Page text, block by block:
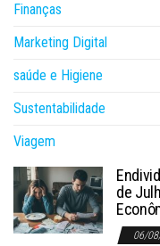
Finanças
Marketing Digital
saúde e Higiene
Sustentabilidade
Viagem
de
06/